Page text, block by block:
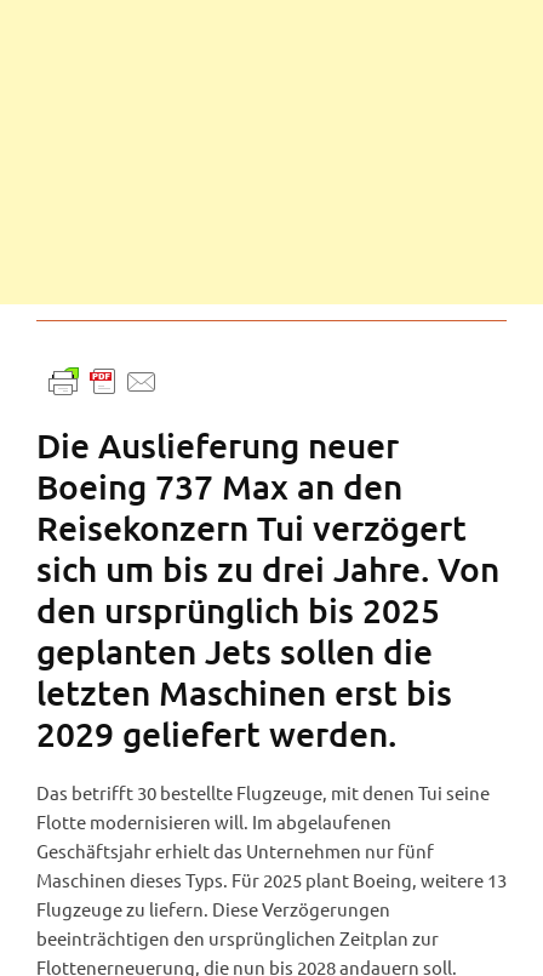
Die Auslieferung neuer
Boeing 737 Max an den
Reisekonzern Tui verzögert
sich um bis zu drei Jahre. Von
den ursprünglich bis 2025
geplanten Jets sollen die
letzten Maschinen erst bis
2029 geliefert werden.
Das betrifft 30 bestellte Flugzeuge, mit denen Tui seine
Flotte modernisieren will. Im abgelaufenen
Geschäftsjahr erhielt das Unternehmen nur fünf
Maschinen dieses Typs. Für 2025 plant Boeing, weitere 13
Flugzeuge zu liefern. Diese Verzögerungen
beeinträchtigen den ursprünglichen Zeitplan zur
Flottenerneuerung, die nun bis 2028 andauern soll.